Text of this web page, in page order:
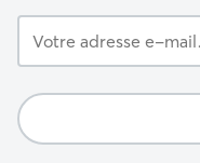
adresse
mail…